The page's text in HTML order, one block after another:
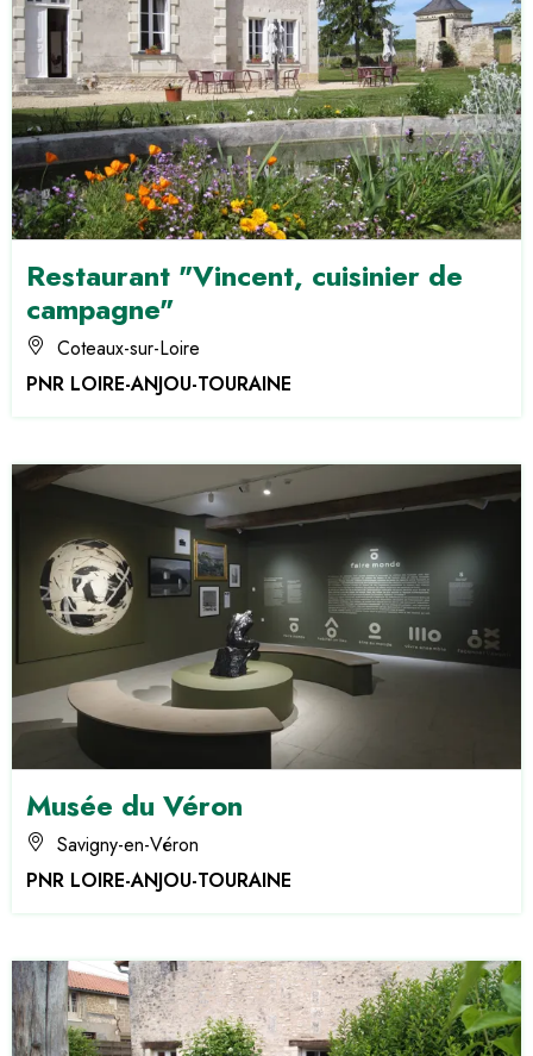
Restaurant "Vincent, cuisinier de
campagne"
Coteaux-sur-Loire
PNR LOIRE-ANJOU-TOURAINE
Musée du Véron
Savigny-en-Véron
PNR LOIRE-ANJOU-TOURAINE